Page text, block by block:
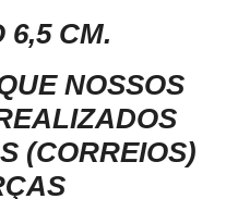
6,5 CM.
NOSSOS
(CORREIOS)